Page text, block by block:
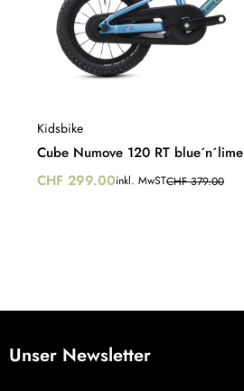
Kidsbike
Cube Numove 120 RT blue´n´lime
CHF379.00
CHF 299.00inkl. MwST
Unser Newsletter